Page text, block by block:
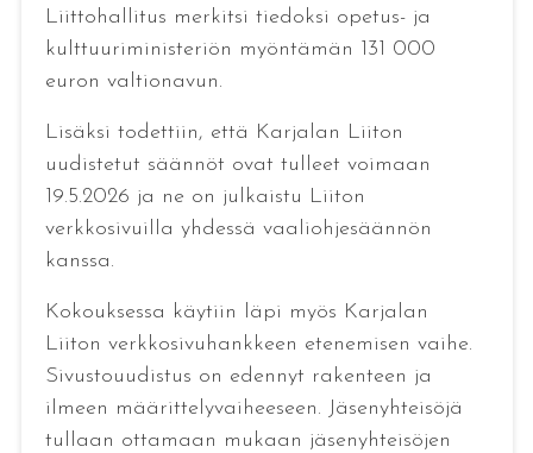
Liittohallitus merkitsi tiedoksi opetus- ja
kulttuuriministeriön myöntämän 131 000
euron valtionavun.
Lisäksi todettiin, että Karjalan Liiton
uudistetut säännöt ovat tulleet voimaan
19.5.2026 ja ne on julkaistu Liiton
verkkosivuilla yhdessä vaaliohjesäännön
kanssa.
Kokouksessa käytiin läpi myös Karjalan
Liiton verkkosivuhankkeen etenemisen vaihe.
Sivustouudistus on edennyt rakenteen ja
ilmeen määrittelyvaiheeseen. Jäsenyhteisöjä
tullaan ottamaan mukaan jäsenyhteisöjen